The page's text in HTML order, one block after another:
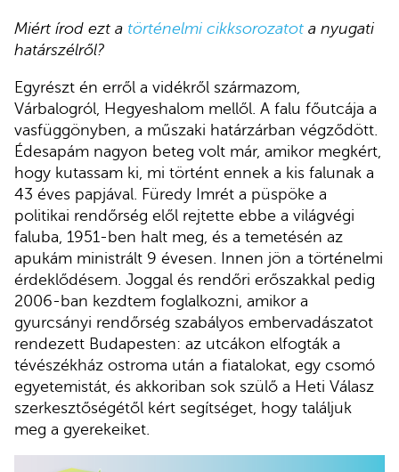
Miért írod ezt a történelmi cikksorozatot a nyugati
határszélről?
Egyrészt én erről a vidékről származom,
Várbalogról, Hegyeshalom mellől. A falu főutcája a
vasfüggönyben, a műszaki határzárban végződött.
Édesapám nagyon beteg volt már, amikor megkért,
hogy kutassam ki, mi történt ennek a kis falunak a
43 éves papjával. Füredy Imrét a püspöke a
politikai rendőrség elől rejtette ebbe a világvégi
faluba, 1951-ben halt meg, és a temetésén az
apukám ministrált 9 évesen. Innen jön a történelmi
érdeklődésem. Joggal és rendőri erőszakkal pedig
2006-ban kezdtem foglalkozni, amikor a
gyurcsányi rendőrség szabályos embervadászatot
rendezett Budapesten: az utcákon elfogták a
tévészékház ostroma után a fiatalokat, egy csomó
egyetemistát, és akkoriban sok szülő a Heti Válasz
szerkesztőségétől kért segítséget, hogy találjuk
meg a gyerekeiket.